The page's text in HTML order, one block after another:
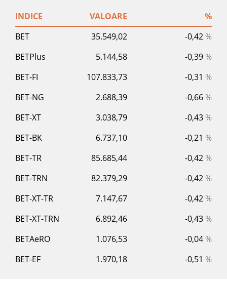
INDICE VALOARE
%
BET
35.549,02 -0,42 %
BETPlus
5.144,58 -0,39 %
BET-FI
107.833,73 -0,31 %
BET-NG
2.688,39 -0,66 %
BET-XT
3.038,79 -0,43 %
BET-BK
6.737,10 -0,21 %
BET-TR
85.685,44 -0,42 %
BET-TRN
82.379,29 -0,42 %
BET-XT-TR
7.147,67 -0,42 %
BET-XT-TRN
6.892,46 -0,43 %
BETAeRO
1.076,53 -0,04 %
BET-EF
1.970,18 -0,51 %